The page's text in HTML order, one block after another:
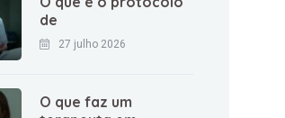
de
27 julho 2026
O que faz um